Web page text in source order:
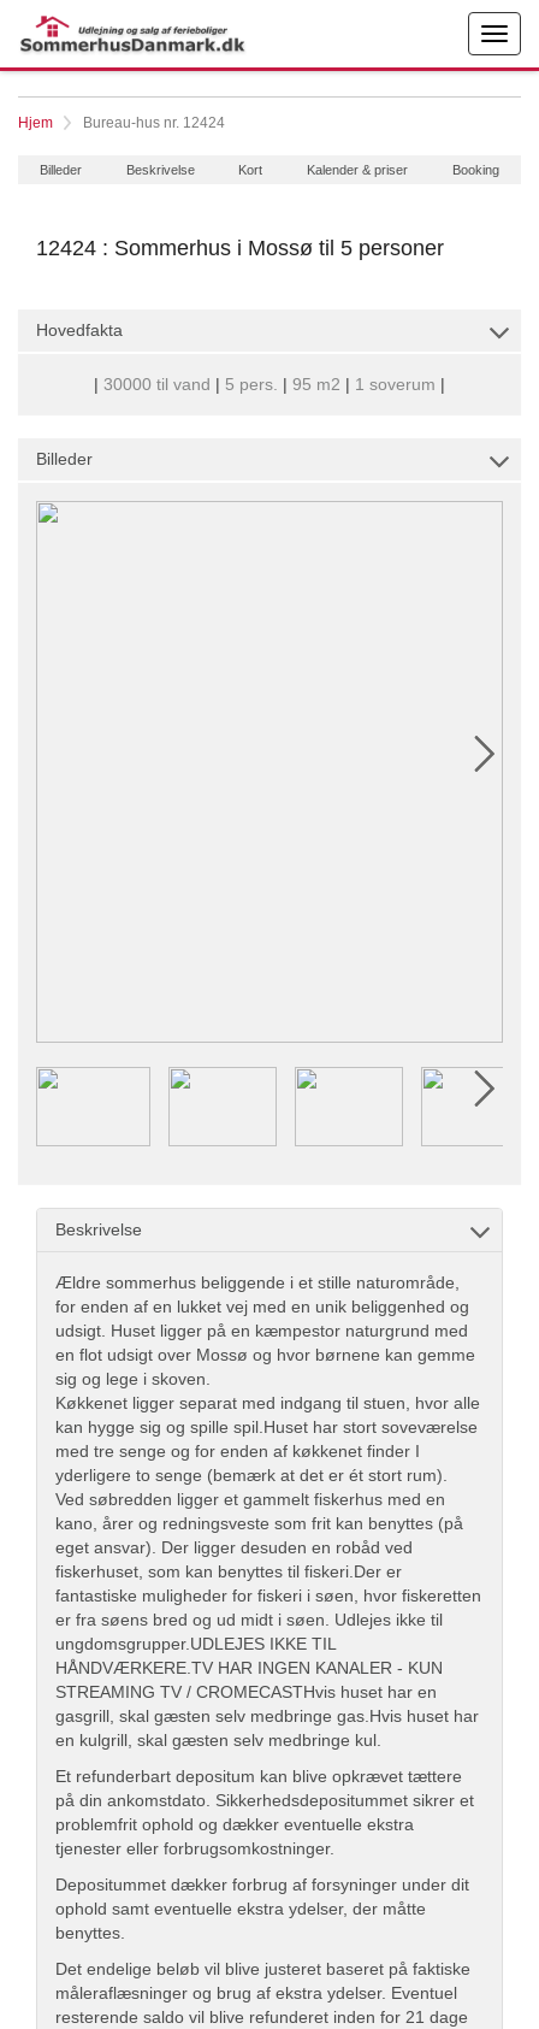
Hjem Bureau-hus nr. 12424
Billeder Beskrivelse Kort Kalender & priser Booking
12424 : Sommerhus i Mossø til 5 personer
Hovedfakta
| 30000 til vand | 5 pers. | 95 m2 | 1 soverum |
Billeder
Beskrivelse
Ældre sommerhus beliggende i et stille naturområde,
for enden af en lukket vej med en unik beliggenhed og
udsigt. Huset ligger på en kæmpestor naturgrund med
en flot udsigt over Mossø og hvor børnene kan gemme
sig og lege i skoven.
Køkkenet ligger separat med indgang til stuen, hvor alle
kan hygge sig og spille spil.Huset har stort soveværelse
med tre senge og for enden af køkkenet finder I
yderligere to senge (bemærk at det er ét stort rum).
Ved søbredden ligger et gammelt fiskerhus med en
kano, årer og redningsveste som frit kan benyttes (på
eget ansvar). Der ligger desuden en robåd ved
fiskerhuset, som kan benyttes til fiskeri.Der er
fantastiske muligheder for fiskeri i søen, hvor fiskeretten
er fra søens bred og ud midt i søen. Udlejes ikke til
ungdomsgrupper.UDLEJES IKKE TIL
HÅNDVÆRKERE.TV HAR INGEN KANALER - KUN
STREAMING TV / CROMECASTHvis huset har en
gasgrill, skal gæsten selv medbringe gas.Hvis huset har
en kulgrill, skal gæsten selv medbringe kul.
Et refunderbart depositum kan blive opkrævet tættere
på din ankomstdato. Sikkerhedsdepositummet sikrer et
problemfrit ophold og dækker eventuelle ekstra
tjenester eller forbrugsomkostninger.
Depositummet dækker forbrug af forsyninger under dit
ophold samt eventuelle ekstra ydelser, der måtte
benyttes.
Det endelige beløb vil blive justeret baseret på faktiske
måleraflæsninger og brug af ekstra ydelser. Eventuel
resterende saldo vil blive refunderet inden for 21 dage